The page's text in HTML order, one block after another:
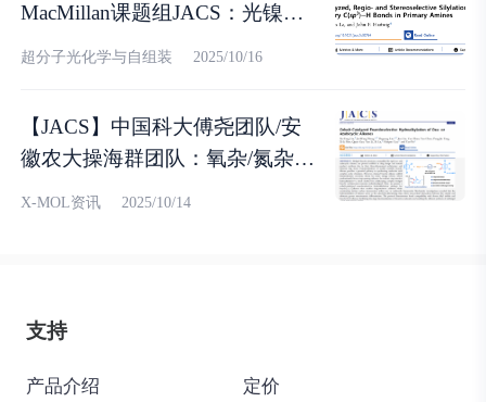
MacMillan课题组JACS：光镍协
同催化脱氧C(sp3)−N(sp3)交叉偶
超分子光化学与自组装 2025/10/16
【JACS】中国科大傅尧团队/安
徽农大操海群团队：氧杂/氮杂双
X-MOL资讯 2025/10/14
支持
产品介绍 定价